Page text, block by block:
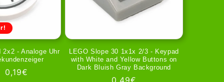
2x2 - Analoge Uhr
Prezzo
0,19€
LEGO Slope 30 1x1x 2/3 - Keypad
with White and Yellow Buttons on
Dark Bluish Gray Background
Prezzo
0,49€